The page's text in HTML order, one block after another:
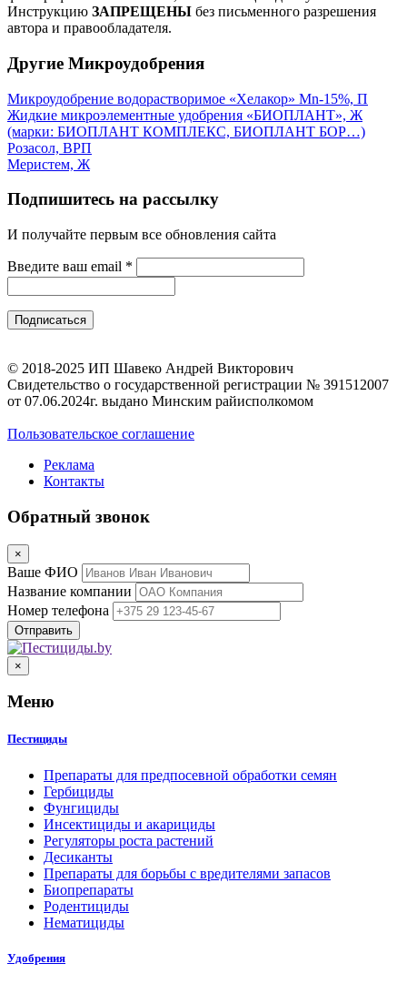
Инструкцию ЗАПРЕЩЕНЫ без письменного разрешения
автора и правообладателя.
Другие Микроудобрения
Микроудобрение водорастворимое «Хелакор» Mn-15%, П
Жидкие микроэлементные удобрения «БИОПЛАНТ», Ж
(марки: БИОПЛАНТ КОМПЛЕКС, БИОПЛАНТ БОР…)
Розасол, ВРП
Меристем, Ж
Подпишитесь на рассылку
И получайте первым все обновления сайта
Введите ваш email *
© 2018-2025 ИП Шавеко Андрей Викторович
Свидетельство о государственной регистрации № 391512007
от 07.06.2024г. выдано Минским райисполкомом
Пользовательское соглашение
Реклама
Контакты
Обратный звонок
×
Ваше ФИО
Название компании
Номер телефона
×
Меню
Пестициды
Препараты для предпосевной обработки семян
Гербициды
Фунгициды
Инсектициды и акарициды
Регуляторы роста растений
Десиканты
Препараты для борьбы с вредителями запасов
Биопрепараты
Родентициды
Нематициды
Удобрения